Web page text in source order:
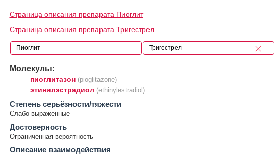
Страница описания препарата Пиоглит
Страница описания препарата Тригестрел
Молекулы:
пиоглитазон (pioglitazone)
этинилэстрадиол (ethinylestradiol)
Cтепень серьёзности/тяжести
Слабо выраженные
Достоверность
Ограниченная вероятность
Описание взаимодействия